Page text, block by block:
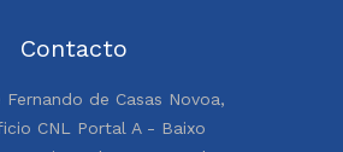
Contacto
Fernando de Casas Novoa,
CNL Portal A - Baixo